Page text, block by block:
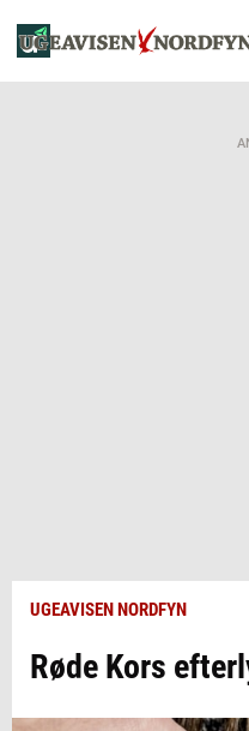
UGEAVISEN NORDFYN
Røde Kors